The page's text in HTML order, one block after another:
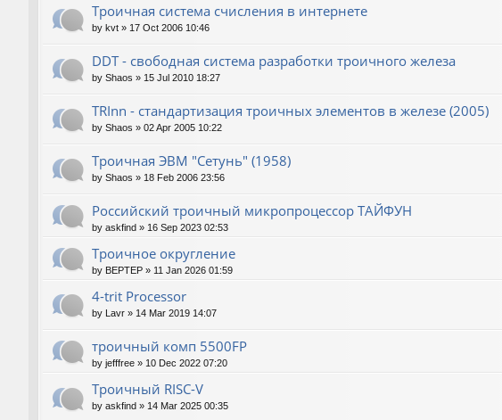
Троичная система счисления в интернете
by kvt » 17 Oct 2006 10:46
DDT - свободная система разработки троичного железа
by Shaos » 15 Jul 2010 18:27
TRInn - стандартизация троичных элементов в железе (2005)
by Shaos » 02 Apr 2005 10:22
Троичная ЭВМ "Сетунь" (1958)
by Shaos » 18 Feb 2006 23:56
Российский троичный микропроцессор ТАЙФУН
by askfind » 16 Sep 2023 02:53
Троичное округление
by BEPTEP » 11 Jan 2026 01:59
4-trit Processor
by Lavr » 14 Mar 2019 14:07
троичный комп 5500FP
by jefffree » 10 Dec 2022 07:20
Троичный RISC-V
by askfind » 14 Mar 2025 00:35